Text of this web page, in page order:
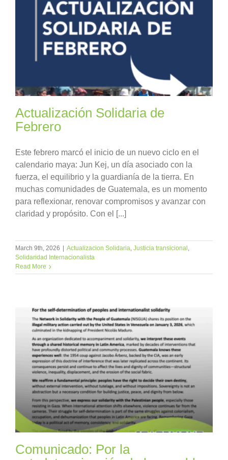
Actualización Solidaria de
Febrero
Este febrero marcó el inicio de un nuevo ciclo en el
calendario maya: Jun Kej, un día asociado con la
fuerza, el equilibrio y la guardianía de la tierra. En
muchas comunidades de Guatemala, es un momento
para reflexionar, renovar compromisos y avanzar con
claridad y propósito. Con el [...]
March 9th, 2026 | Actualizacion Solidaria Justicia transicional
Solidaridad Internacionalista
Read More
Comunicado: Por la